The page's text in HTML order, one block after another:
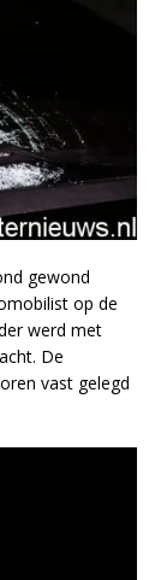
gewond
op de
werd met
De
vast gelegd